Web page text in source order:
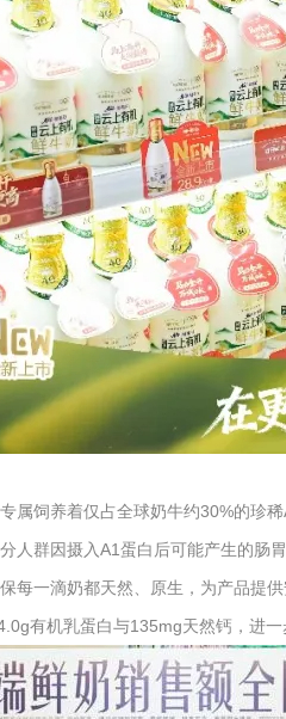
属饲养着仅占全球奶牛约30%的珍
人群因摄入A1蛋白后可能产生的肠
每一滴奶都天然、原生，为产品提
有机乳蛋白与135mg天然钙，进